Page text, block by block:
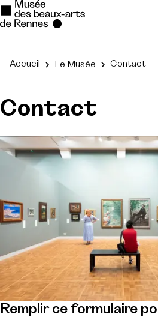
Se rendre au
Pied de page
Accueil Le Musée Contact
Contact
Remplir ce formulaire